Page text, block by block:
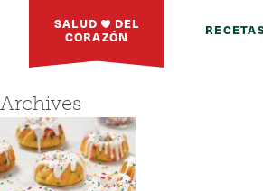
SALUD DEL
CORAZÓN
Archives